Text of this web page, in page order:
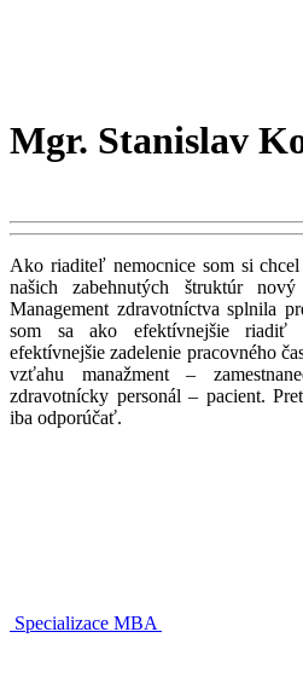
Mgr. Stanislav
Ako riaditeľ nemocnice som si
našich zabehnutých štruktúr
Management zdravotníctva splnila
som sa ako efektívnejšie riadiť
efektívnejšie zadelenie pracovného
vzťahu manažment –
zdravotnícky personál – pacient.
iba odporúčať.
Specializace MBA